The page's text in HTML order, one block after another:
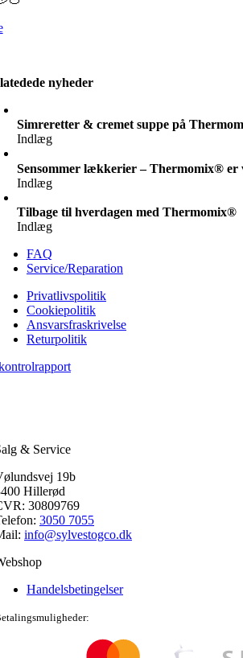
nyheder
Simreretter & cremet suppe på
Indlæg
Sensommer lækkerier – Thermomix® er
Indlæg
Tilbage til hverdagen med Thermomix®
Indlæg
FAQ
Service/Reparation
Privatlivspolitik
Cookiepolitik
Ansvarsfraskrivelse
Returpolitik
& Service
19b
Hillerød
30809769
3050 7055
info@sylvestogco.dk
Handelsbetingelser